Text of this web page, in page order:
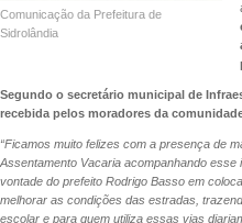
Comunicação da Prefeitura de
Sidrolândia
Segundo o secretário municipal de
recebida pelos moradores da
“Ficamos muito felizes com a presença de
Assentamento Vacaria acompanhando
vontade do prefeito Rodrigo Basso em
melhorar as condições das estradas,
escolar e para quem utiliza essas vias